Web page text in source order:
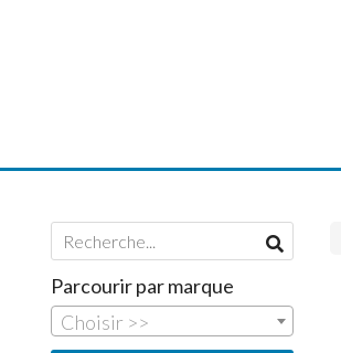
Parcourir par marque
Choisir >>